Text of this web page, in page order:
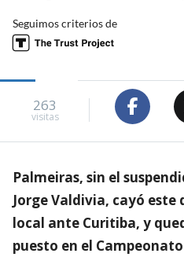
Seguimos criterios de
263
visitas
Palmeiras, sin el
Jorge Valdivia, cayó
local ante Curitiba, y
puesto en el